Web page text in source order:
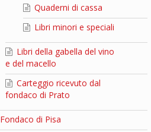
Quaderni di cassa
Libri minori e speciali
Libri della gabella del vino
e del macello
Carteggio ricevuto dal
fondaco di Prato
Fondaco di Pisa